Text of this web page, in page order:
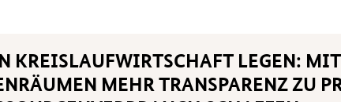
KREISLAUFWIRTSCHAFT LEGEN:
MEHR TRANSPARENZ ZU